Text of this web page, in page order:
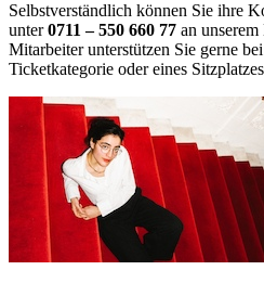
Selbstverständlich können Sie ihre
unter0711 – 550 660 77 an
Mitarbeiter unterstützen Sie gerne
Ticketkategorie oder eines